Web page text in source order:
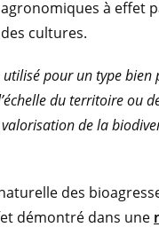
à effet
cultures.
pour un type bien
du territoire ou
de la
des
démontré dans une